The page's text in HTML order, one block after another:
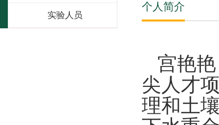
实验人员
个人简介
宫艳
尖人才
理和土